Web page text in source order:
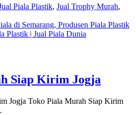
Piala Plastik, Jual Trophy Murah,
di Semarang, Produsen Piala Plastik
Plastik | Jual Piala Dunia
Siap Kirim Jogja
Jogja Toko Piala Murah Siap Kirim